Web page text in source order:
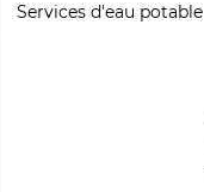
Services d'eau potable